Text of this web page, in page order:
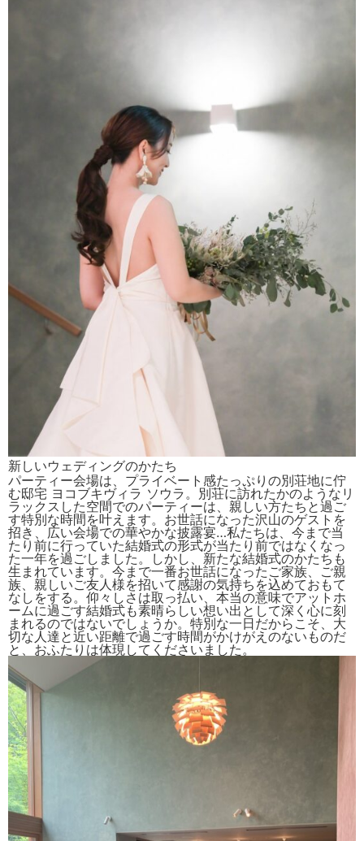
新しいウェディングのかたち
パーティー会場は、プライベート感たっぷりの別荘地に佇
む邸宅 ヨコブキヴィラ ソウラ。別荘に訪れたかのようなリ
ラックスした空間でのパーティーは、親しい方たちと過ご
す特別な時間を叶えます。お世話になった沢山のゲストを
招き、広い会場での華やかな披露宴…私たちは、今まで当
たり前に行っていた結婚式の形式が当たり前ではなくなっ
た一年を過ごしました。しかし、新たな結婚式のかたちも
生まれています。今まで一番お世話になったご家族、ご親
族、親しいご友人様を招いて感謝の気持ちを込めておもて
なしをする。仰々しさは取っ払い、本当の意味でアットホ
ームに過ごす結婚式も素晴らしい想い出として深く心に刻
まれるのではないでしょうか。特別な一日だからこそ、大
切な人達と近い距離で過ごす時間がかけがえのないものだ
と、おふたりは体現してくださいました。